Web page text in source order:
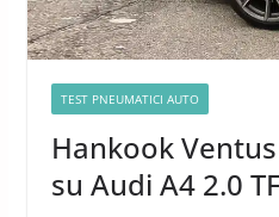
TEST PNEUMATICI AUTO
Hankook Ventus
su Audi A4 2.0